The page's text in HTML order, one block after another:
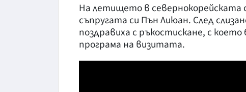
На летището в севернокорейската
съпругата си Пън Лиюан. След
поздравиха с ръкостискане, с
програма на визитата.